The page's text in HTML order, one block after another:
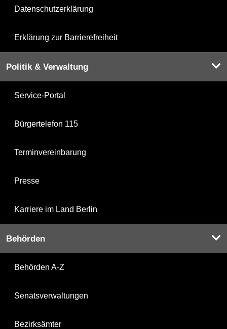
Datenschutzerklärung
Erklärung zur Barrierefreiheit
Politik & Verwaltung
Service-Portal
Bürgertelefon 115
Terminvereinbarung
Presse
Karriere im Land Berlin
Behörden
Behörden A-Z
Senatsverwaltungen
Bezirksämter